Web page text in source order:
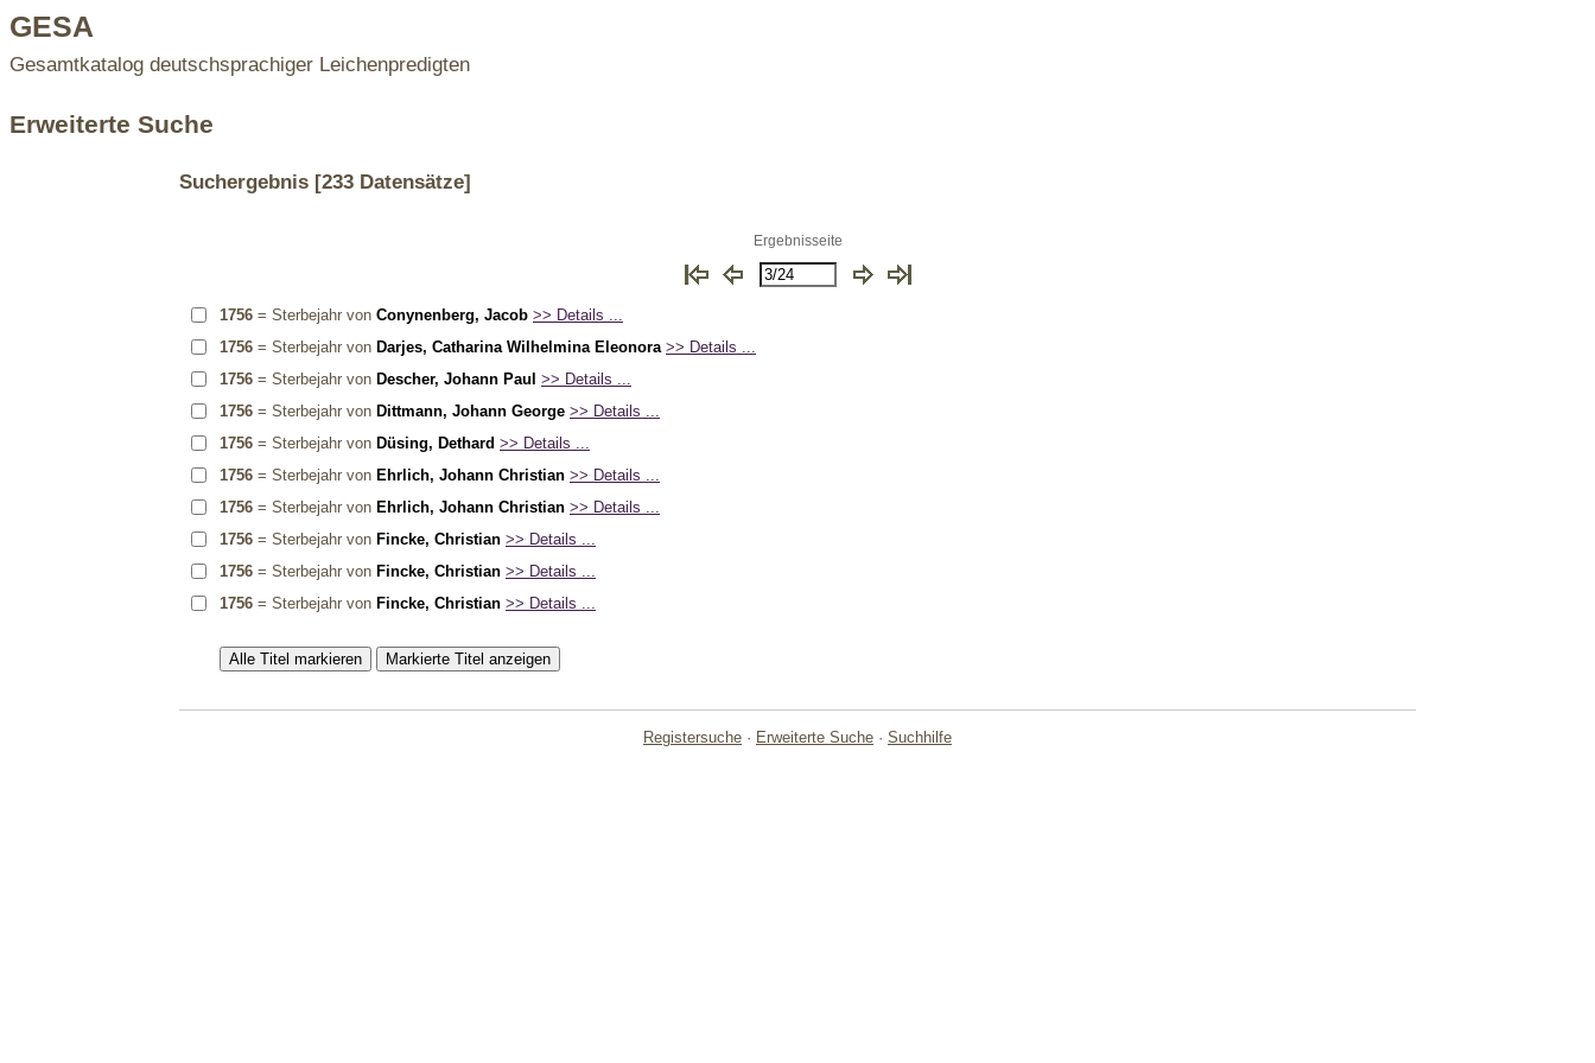
GESA
Gesamtkatalog deutschsprachiger Leichenpredigten
Erweiterte Suche
Suchergebnis [233 Datensätze]
Ergebnisseite
1756 = Sterbejahr von Conynenberg, Jacob >> Details ...
1756 = Sterbejahr von Darjes, Catharina Wilhelmina Eleonora >> Details ...
1756 = Sterbejahr von Descher, Johann Paul >> Details ...
1756 = Sterbejahr von Dittmann, Johann George >> Details ...
1756 = Sterbejahr von Düsing, Dethard >> Details ...
1756 = Sterbejahr von Ehrlich, Johann Christian >> Details ...
1756 = Sterbejahr von Ehrlich, Johann Christian >> Details ...
1756 = Sterbejahr von Fincke, Christian >> Details ...
1756 = Sterbejahr von Fincke, Christian >> Details ...
1756 = Sterbejahr von Fincke, Christian >> Details ...
Registersuche · Erweiterte Suche · Suchhilfe